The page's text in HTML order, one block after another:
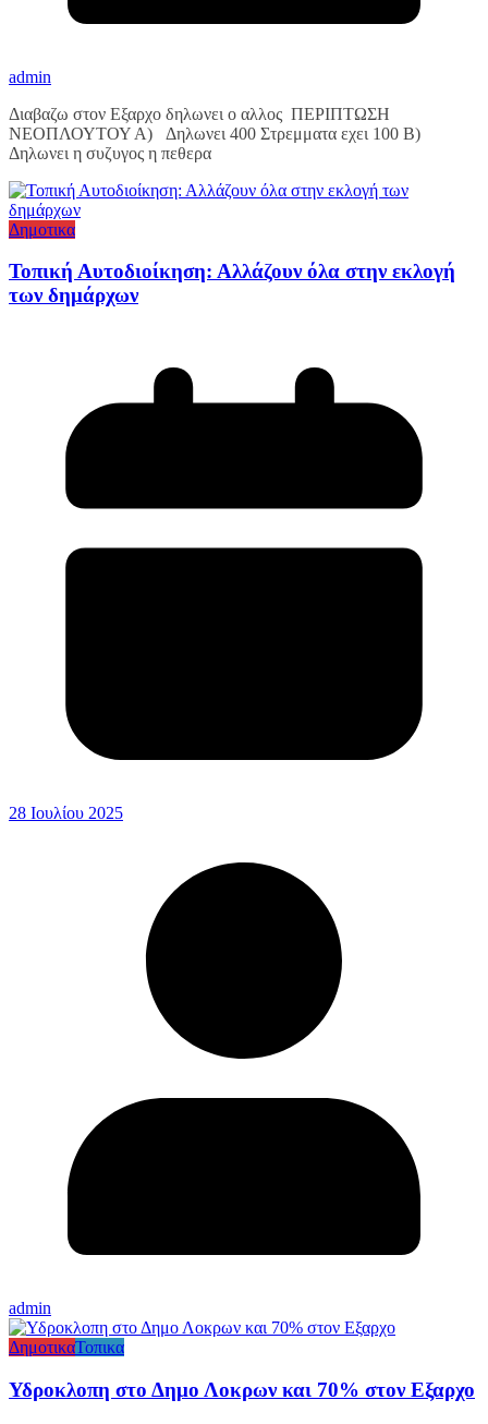
admin
Διαβαζω στον Εξαρχο δηλωνει ο αλλος ΠΕΡΙΠΤΩΣΗ
ΝΕΟΠΛΟΥΤΟΥ Α) Δηλωνει 400 Στρεμματα εχει 100 Β)
Δηλωνει η συζυγος η πεθερα
Δημοτικα
Τοπική Αυτοδιοίκηση: Αλλάζουν όλα στην εκλογή
των δημάρχων
28 Ιουλίου 2025
admin
ΔημοτικαΤοπικα
Υδροκλοπη στο Δημο Λοκρων και 70% στον Εξαρχο